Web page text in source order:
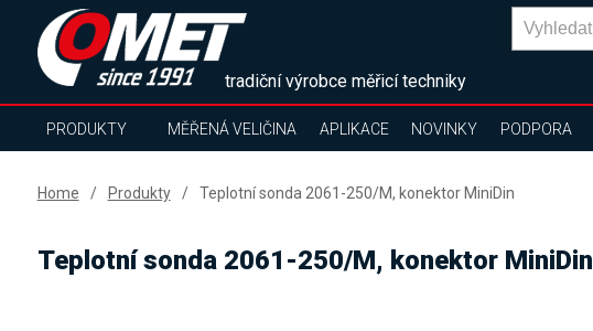
tradiční výrobce měřicí techniky
PRODUKTY MĚŘENÁ VELIČINA APLIKACE NOVINKY PODPORA
Home Produkty Teplotní sonda 2061-250/M, konektor MiniDin
Teplotní sonda 2061-250/M, konektor MiniDin